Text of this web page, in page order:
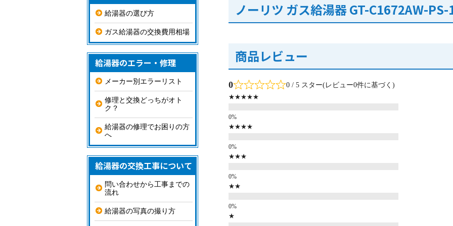
ノーリツ ガス給湯器 GT-C1672AW-
商品レビュー
0 0 / 5 スター(レビュー0件に基づく)
★★★★★
★★★★
★★★
★★
★
給湯器の選び方
ガス給湯器の交換費用相場
給湯器のエラー・修理
メーカー別エラーリスト
修理と交換どっちがオト
ク？
給湯器の修理でお困りの方
へ
給湯器の交換工事について
問い合わせから工事までの
流れ
給湯器の写真の撮り方